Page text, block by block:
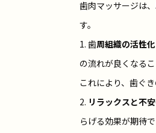
歯肉マッサージは
す。
1. 歯周組織の活性
の流れが良くなる
これにより、歯ぐ
2. リラックスと不
らげる効果が期待